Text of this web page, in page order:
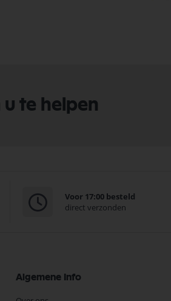
te helpen
Voor 17:00 besteld
direct verzonden
Algemene Info